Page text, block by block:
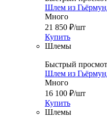
Шлем из
Много
21 850 ₽/шт
Купить
Шлемы
Быстрый
Шлем из
Много
16 100 ₽/шт
Купить
Шлемы